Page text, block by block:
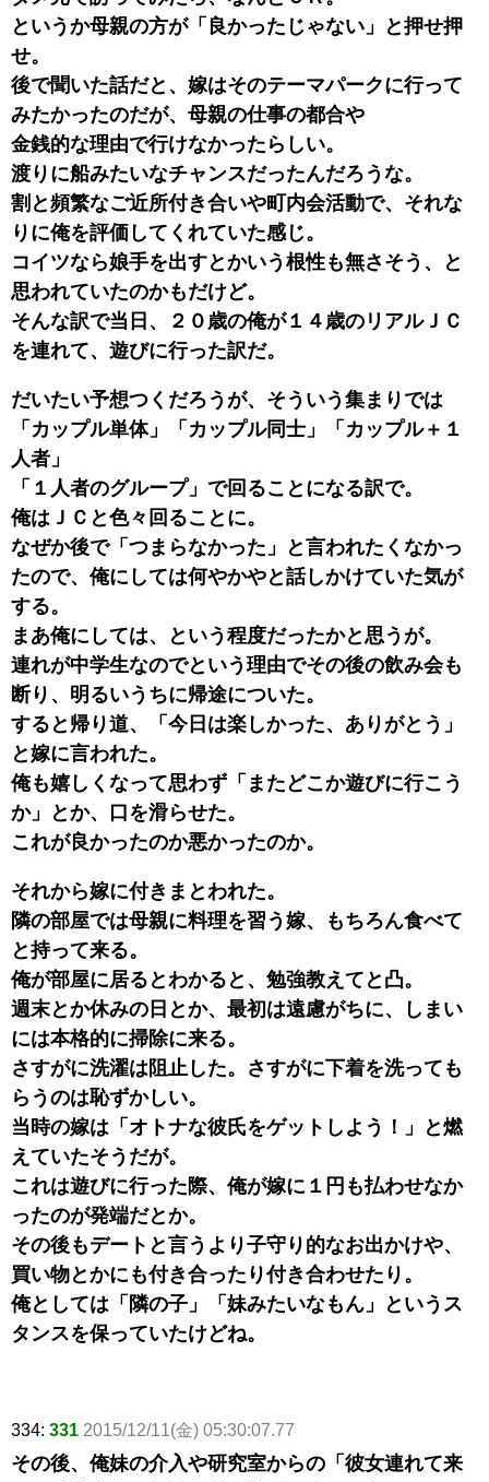
というか母親の方が「良かったじゃない」と押せ押
せ。
後で聞いた話だと、嫁はそのテーマパークに行って
みたかったのだが、母親の仕事の都合や
金銭的な理由で行けなかったらしい。
渡りに船みたいなチャンスだったんだろうな。
割と頻繁なご近所付き合いや町内会活動で、それな
りに俺を評価してくれていた感じ。
コイツなら娘手を出すとかいう根性も無さそう、と
思われていたのかもだけど。
そんな訳で当日、２０歳の俺が１４歳のリアルＪＣ
を連れて、遊びに行った訳だ。
だいたい予想つくだろうが、そういう集まりでは
「カップル単体」「カップル同士」「カップル＋１
人者」
「１人者のグループ」で回ることになる訳で。
俺はＪＣと色々回ることに。
なぜか後で「つまらなかった」と言われたくなかっ
たので、俺にしては何やかやと話しかけていた気が
する。
まあ俺にしては、という程度だったかと思うが。
連れが中学生なのでという理由でその後の飲み会も
断り、明るいうちに帰途についた。
すると帰り道、「今日は楽しかった、ありがとう」
と嫁に言われた。
俺も嬉しくなって思わず「またどこか遊びに行こう
か」とか、口を滑らせた。
これが良かったのか悪かったのか。
それから嫁に付きまとわれた。
隣の部屋では母親に料理を習う嫁、もちろん食べて
と持って来る。
俺が部屋に居るとわかると、勉強教えてと凸。
週末とか休みの日とか、最初は遠慮がちに、しまい
には本格的に掃除に来る。
さすがに洗濯は阻止した。さすがに下着を洗っても
らうのは恥ずかしい。
当時の嫁は「オトナな彼氏をゲットしよう！」と燃
えていたそうだが。
これは遊びに行った際、俺が嫁に１円も払わせなか
ったのが発端だとか。
その後もデートと言うより子守り的なお出かけや、
買い物とかにも付き合ったり付き合わせたり。
俺としては「隣の子」「妹みたいなもん」というス
タンスを保っていたけどね。
334: 331 2015/12/11(金) 05:30:07.77
その後、俺妹の介入や研究室からの「彼女連れて来